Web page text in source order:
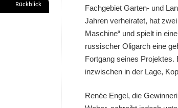
Fachgebiet Garten- und
Jahren verheiratet, hat
Maschine“ und spielt in
russischer Oligarch eine
Fortgang seines Projektes.
inzwischen in der Lage,
Renée Engel, die
Rückblick